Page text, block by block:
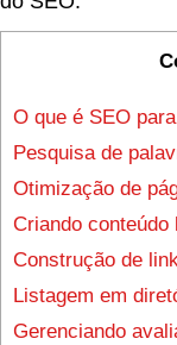
O que é SEO
Pesquisa de
Otimização de
Criando
Construção de
Listagem em
Gerenciando